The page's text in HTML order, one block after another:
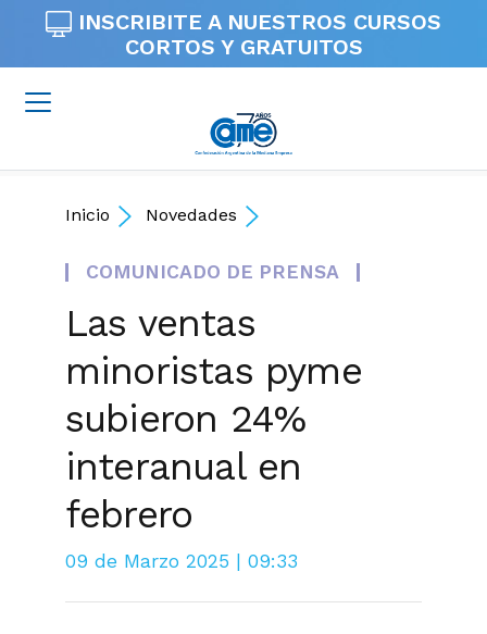
INSCRIBITE A NUESTROS CURSOS
CORTOS Y GRATUITOS
Inicio Novedades
COMUNICADO DE PRENSA
Las ventas
minoristas pyme
subieron 24%
interanual en
febrero
09 de Marzo 2025 | 09:33